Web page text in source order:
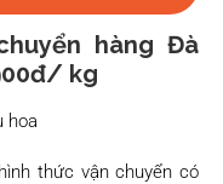
hàng Đà
kg
thức vận chuyển có